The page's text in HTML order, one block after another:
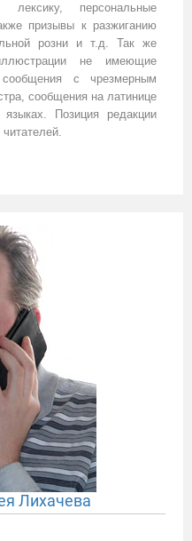
лексику, персональные
призывы к разжиганию
розни и т.д. Так же
не имеющие
с чрезмерным
сообщения на латинице
Позиция редакции
Лихачева